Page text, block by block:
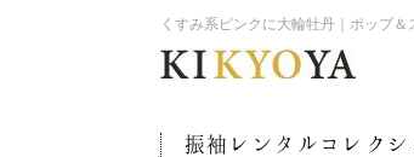
くすみ系ピンクに大輪牡丹｜ポッ
振袖レンタルコレクシ